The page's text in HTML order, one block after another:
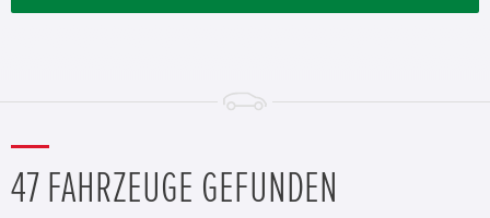
47 FAHRZEUGE GEFUNDEN